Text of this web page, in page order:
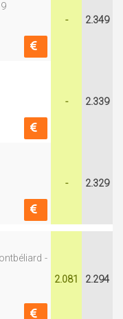
- 2.349
- 2.339
- 2.329
-
2.081 2.294